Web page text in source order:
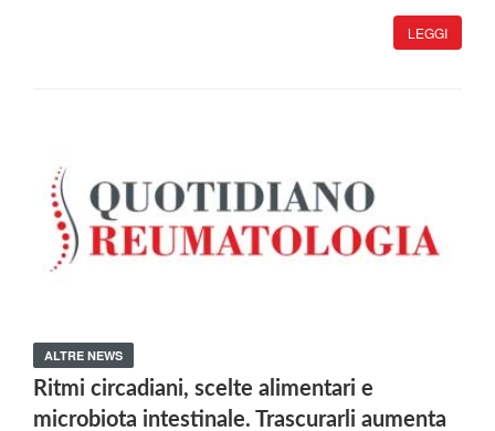
LEGGI
ALTRE NEWS
Ritmi circadiani, scelte alimentari e
microbiota intestinale. Trascurarli aumenta